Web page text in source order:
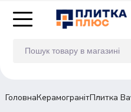
ГоловнаКерамогранітПлитка